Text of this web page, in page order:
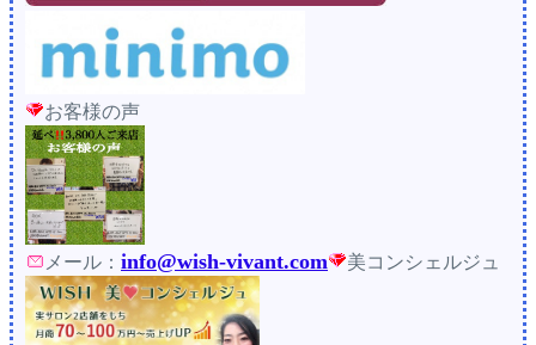
お客様の声
メール： info@wish-vivant.com 美コンシェルジュ